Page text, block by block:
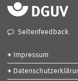
Seitenfeedback
Impressum